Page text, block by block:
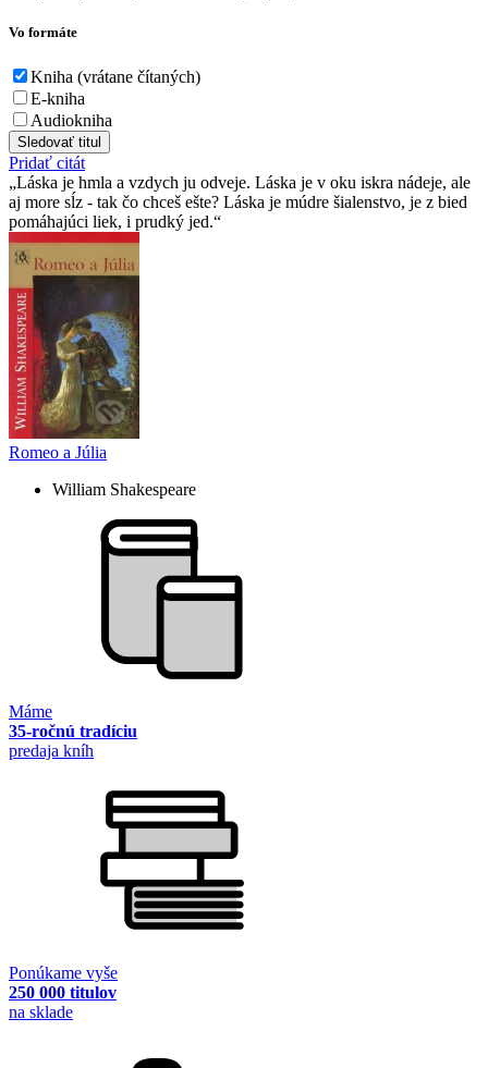
Vo formáte
Kniha (vrátane čítaných)
E-kniha
Audiokniha
Sledovať titul
Pridať citát
Láska je hmla a vzdych ju odveje. Láska je v oku iskra nádeje, ale
aj more sĺz - tak čo chceš ešte? Láska je múdre šialenstvo, je z bied
pomáhajúci liek, i prudký jed.
Romeo a Júlia
William Shakespeare
Máme
35-ročnú tradíciu
predaja kníh
Ponúkame vyše
250 000 titulov
na sklade